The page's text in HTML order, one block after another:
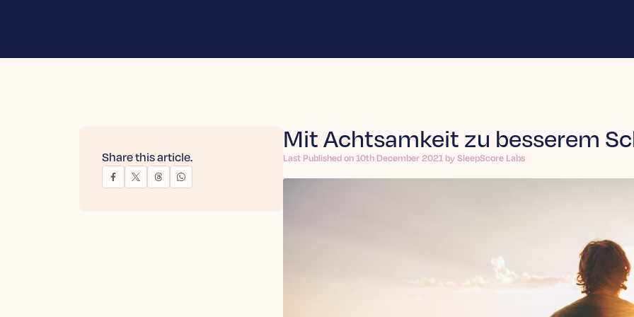
Share this article.
Mit Achtsamkeit zu besserem
Last Published on 10th December 2021 by SleepScore Labs